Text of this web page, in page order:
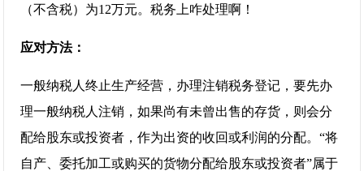
（不含税）为12万元。税务上咋处理啊！
应对方法：
一般纳税人终止生产经营，办理注销税务登记，要先办
理一般纳税人注销，如果尚有未曾出售的存货，则会分
配给股东或投资者，作为出资的收回或利润的分配。“将
自产、委托加工或购买的货物分配给股东或投资者”属于